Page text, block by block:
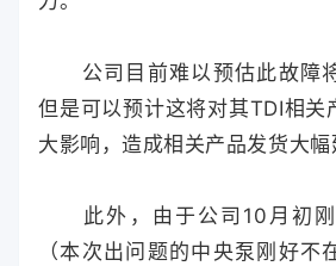
公司目前难以预估此故障将
但是可以预计这将对其TDI相关
大影响，造成相关产品发货大幅
此外，由于公司10月初刚
（本次出问题的中央泵刚好不